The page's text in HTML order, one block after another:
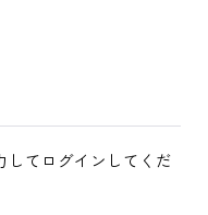
してログインしてくだ